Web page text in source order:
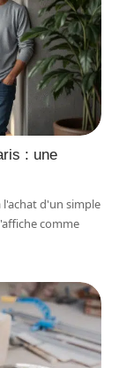
: une
l'achat d'un simple
comme